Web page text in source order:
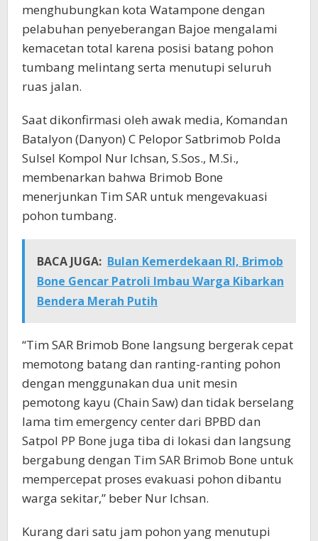
menghubungkan kota Watampone dengan
pelabuhan penyeberangan Bajoe mengalami
kemacetan total karena posisi batang pohon
tumbang melintang serta menutupi seluruh
ruas jalan.
Saat dikonfirmasi oleh awak media, Komandan
Batalyon (Danyon) C Pelopor Satbrimob Polda
Sulsel Kompol Nur Ichsan, S.Sos., M.Si.,
membenarkan bahwa Brimob Bone
menerjunkan Tim SAR untuk mengevakuasi
pohon tumbang.
BACA JUGA: Bulan Kemerdekaan RI, Brimob
Bone Gencar Patroli Imbau Warga Kibarkan
Bendera Merah Putih
“Tim SAR Brimob Bone langsung bergerak cepat
memotong batang dan ranting-ranting pohon
dengan menggunakan dua unit mesin
pemotong kayu (Chain Saw) dan tidak berselang
lama tim emergency center dari BPBD dan
Satpol PP Bone juga tiba di lokasi dan langsung
bergabung dengan Tim SAR Brimob Bone untuk
mempercepat proses evakuasi pohon dibantu
warga sekitar,” beber Nur Ichsan.
Kurang dari satu jam pohon yang menutupi